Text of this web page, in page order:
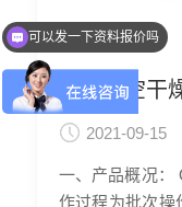
2021-09-15
一、产品概况：
作过程为批次操
可以发一下资料报价吗